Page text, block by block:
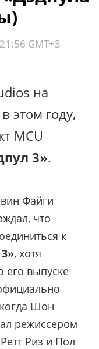
GMT+3
на
этом году,
MCU
3».
Файги
что
к
, хотя
выпуске
Шон
режиссером
Риз и Пол